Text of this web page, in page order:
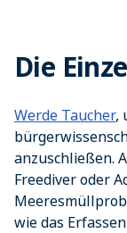
Die
Werde Taucher,
anzuschließen.
Freediver oder
wie das